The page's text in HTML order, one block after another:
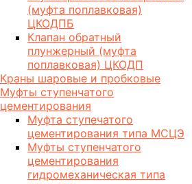
(муфта поплавковая)
ЦКОДПБ
Клапан обратный
плунжерный (муфта
поплавковая) ЦКОДП
Краны шаровые и пробковые
Муфты ступенчатого
цементирования
Муфта ступечатого
цементирования типа МСЦЭ
Муфты ступенчатого
цементирования
гидромеханическая типа